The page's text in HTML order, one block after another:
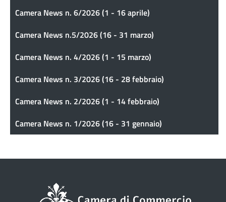
Camera News n. 6/2026 (1 - 16 aprile)
Camera News n.5/2026 (16 - 31 marzo)
Camera News n. 4/2026 (1 - 15 marzo)
Camera News n. 3/2026 (16 - 28 febbraio)
Camera News n. 2/2026 (1 - 14 febbraio)
Camera News n. 1/2026 (16 - 31 gennaio)